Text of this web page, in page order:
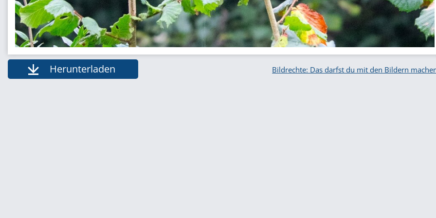
Herunterladen Bildrechte: Das darfst du mit den Bildern